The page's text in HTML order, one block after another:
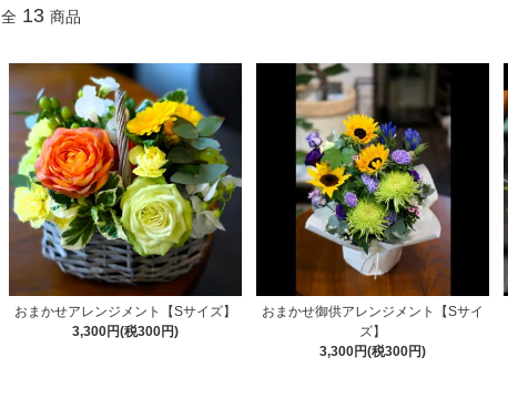
全 13 商品
おまかせアレンジメント【Sサイズ】
3,300円(税300円)
おまかせ御供アレンジメント【Sサイ
ズ】
3,300円(税300円)